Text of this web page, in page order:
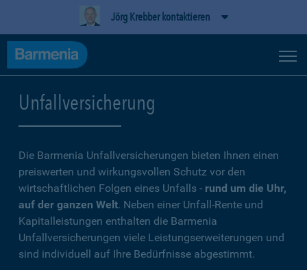
Jörg Krebber kontaktieren
Unfallversicherung
Die Barmenia Unfallversicherungen bieten Ihnen einen
preiswerten und wirkungsvollen Schutz vor den
wirtschaftlichen Folgen eines Unfalls - rund um die Uhr,
auf der ganzen Welt. Neben einer Unfall-Rente und
Kapitalleistungen enthalten die Barmenia
Unfallversicherungen viele Leistungserweiterungen und
sind individuell auf Ihre Bedürfnisse abgestimmt.